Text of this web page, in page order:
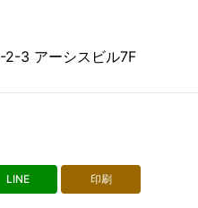
2-3 アーシスビル7F
LINE 印刷